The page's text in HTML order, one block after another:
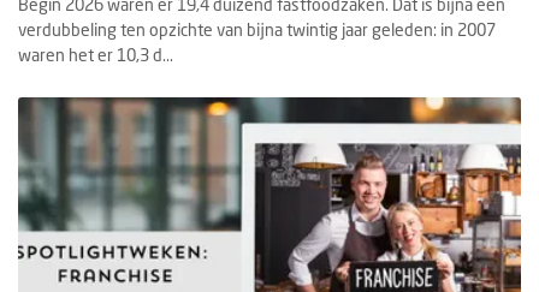
verdubbeling ten opzichte van bijna twintig jaar geleden: in 2007
waren het er 10,3 d...